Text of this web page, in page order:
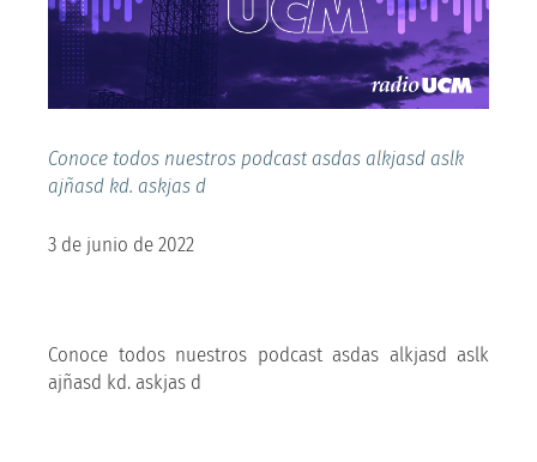
Conoce todos nuestros podcast asdas alkjasd aslk
ajñasd kd. askjas d
3 de junio de 2022
Conoce todos nuestros podcast asdas alkjasd aslk
ajñasd kd. askjas d